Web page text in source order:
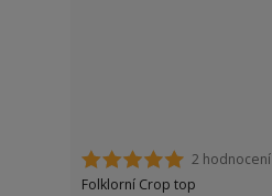
2 hodnocení
Folklorní Crop top